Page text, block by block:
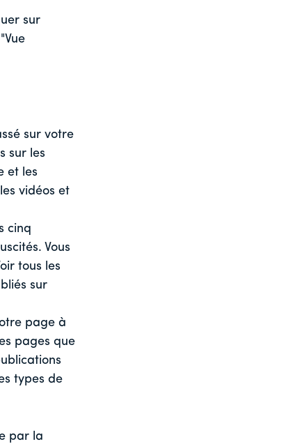
sur
sur votre
sur les
et les
vidéos et
cinq
Vous
tous les
sur
page à
pages que
types de
par la